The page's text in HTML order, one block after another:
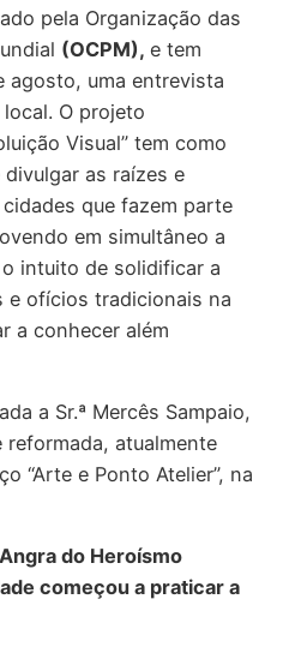
pela Organização das
(OCPM), e tem
agosto, uma entrevista
O projeto
Visual” tem como
as raízes e
que fazem parte
em simultâneo a
intuito de solidificar a
e ofícios tradicionais na
a conhecer além
a Sr.ª Mercês Sampaio,
atualmente
“Arte e Ponto Atelier”, na
do Heroísmo
começou a praticar a